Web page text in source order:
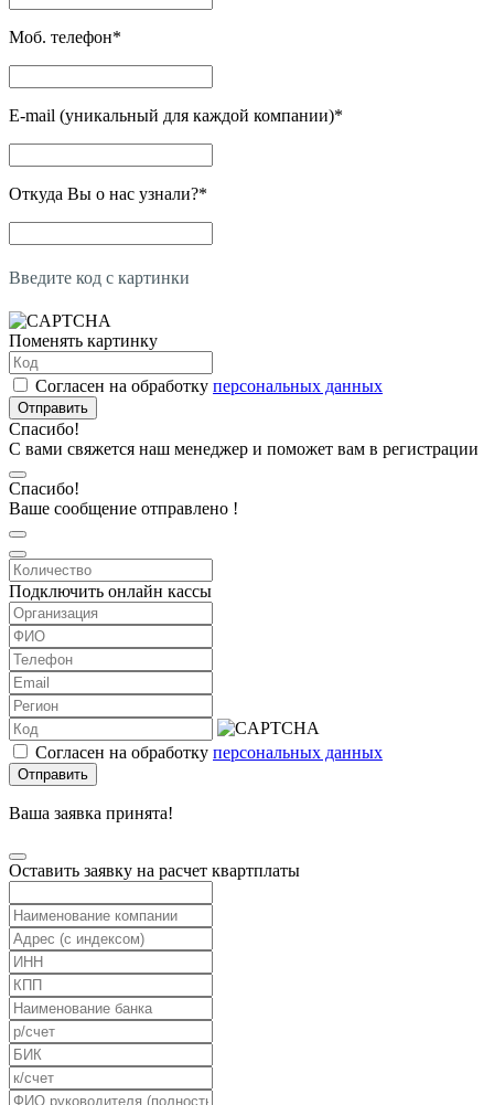
Моб. телефон*
E-mail (уникальный для каждой компании)*
Откуда Вы о нас узнали?*
Введите код с картинки
Поменять картинку
Согласен на обработку персональных данных
Отправить
Спасибо!
С вами свяжется наш менеджер и поможет вам в регистрации
Спасибо!
Ваше сообщение отправлено !
Подключить онлайн кассы
Согласен на обработку персональных данных
Отправить
Ваша заявка принята!
Оставить заявку на расчет квартплаты